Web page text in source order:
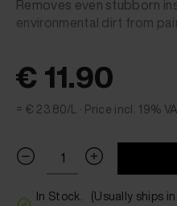
Removes even stubborn
environmental dirt from
€ 11.90
= € 23.80/L · Price incl. 19%
In Stock. (Usually ships